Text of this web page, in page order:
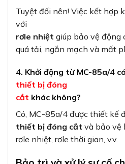
Tuyệt đối nên! Việc kết hợp
với
rơle nhiệt giúp bảo vệ động
quá tải, ngắn mạch và mất
4. Khởi động từ MC-85a/4
thiết bị đóng
cắt khác không?
Có, MC-85a/4 được thiết kế
thiết bị đóng cắt và bảo vệ
rơle nhiệt, rơle thời gian, v.v.